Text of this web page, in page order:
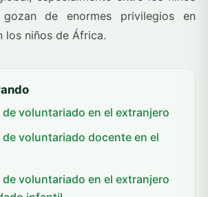
de enormes privilegios en
los niños de África.
de voluntariado en el extranjero
de voluntariado docente en el
de voluntariado en el extranjero